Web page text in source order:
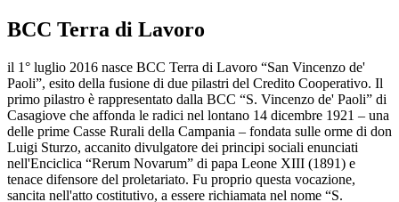
BCC Terra di Lavoro
il 1° luglio 2016 nasce BCC Terra di Lavoro “San Vincenzo de'
Paoli”, esito della fusione di due pilastri del Credito Cooperativo. Il
primo pilastro è rappresentato dalla BCC “S. Vincenzo de' Paoli” di
Casagiove che affonda le radici nel lontano 14 dicembre 1921 – una
delle prime Casse Rurali della Campania – fondata sulle orme di don
Luigi Sturzo, accanito divulgatore dei principi sociali enunciati
nell'Enciclica “Rerum Novarum” di papa Leone XIII (1891) e
tenace difensore del proletariato. Fu proprio questa vocazione,
sancita nell'atto costitutivo, a essere richiamata nel nome “S.